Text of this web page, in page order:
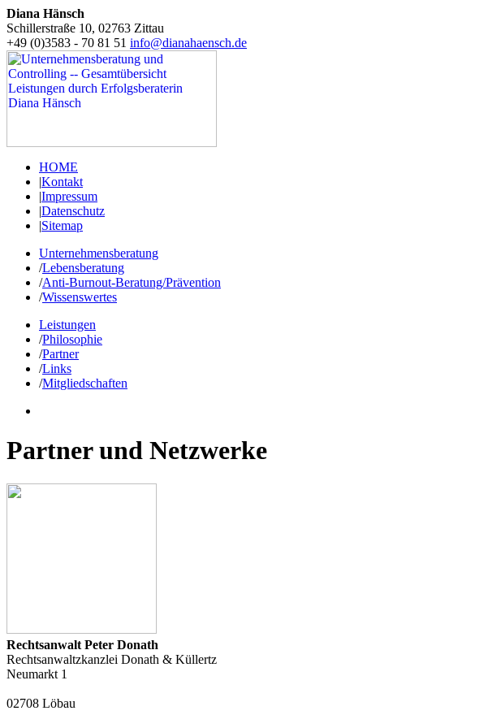
Diana Hänsch
Schillerstraße 10, 02763 Zittau
+49 (0)3583 - 70 81 51 info@dianahaensch.de
HOME
|Kontakt
|Impressum
|Datenschutz
|Sitemap
Unternehmensberatung
/Lebensberatung
/Anti-​Burnout-​Beratung/​Prävention
/Wissenswertes
Leistungen
/Philosophie
/Partner
/Links
/Mitgliedschaften
Partner und Netzwerke
Rechtsanwalt Peter Donath
Rechtsanwaltzkanzlei Donath & Küllertz
Neumarkt 1
02708 Löbau